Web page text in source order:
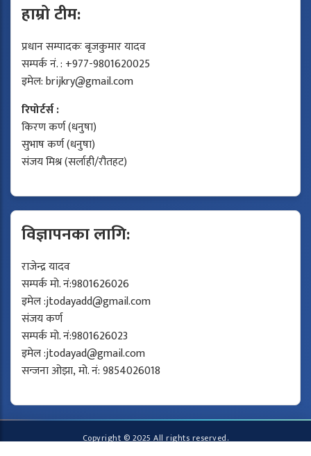
हाम्रो टीम:
प्रधान सम्पादकः बृजकुमार यादव
सम्पर्क नं. : +977-9801620025
इमेल:brijkry@gmail.com
रिपोर्टर्स :
किरण कर्ण (धनुषा)
सुभाष कर्ण (धनुषा)
संजय मिश्र (सर्लाही/रौतहट)
विज्ञापनका लागि:
राजेन्द्र यादव
सम्पर्क मो. नं:9801626026
इमेल :jtodayadd@gmail.com
संजय कर्ण
सम्पर्क मो. नं:9801626023
इमेल :jtodayad@gmail.com
सन्जना ओझा, मो. नं: 9854026018
Copyright © 2025 All rights reserved.